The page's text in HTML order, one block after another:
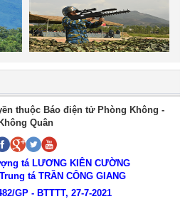
thuộc Báo điện tử Phòng Không -
Quân
tá LƯƠNG KIÊN CƯỜNG
Trung tá TRẦN CÔNG GIANG
GP - BTTTT, 27-7-2021